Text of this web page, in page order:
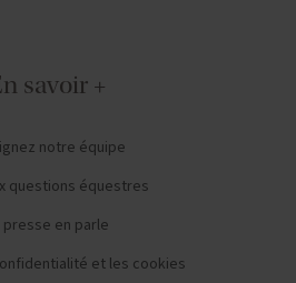
savoir +
notre équipe
questions équestres
presse en parle
et les cookies